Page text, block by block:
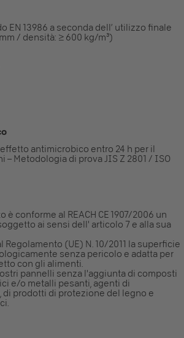
EN 13986 a seconda dell’ utilizzo finale
/ densità: ≥ 600 kg/m³)
antimicrobico entro 24 h per il
– Metodologia di prova JIS Z 2801 / ISO
è conforme al REACH CE 1907/2006 un
ai sensi dell' articolo 7 e alla sua
Regolamento (UE) N. 10/2011 la superficie
senza pericolo e adatta per
con gli alimenti.
pannelli senza l'aggiunta di composti
e/o metalli pesanti, agenti di
di prodotti di protezione del legno e